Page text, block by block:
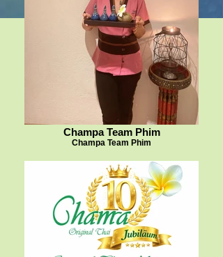
Champa Team Phim
Champa Team Phim